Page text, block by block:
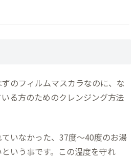
のフィルムマスカラなのに、な
る方のためのクレンジング方法
いなかった、37度～40度のお湯
いう事です。この温度を守れ